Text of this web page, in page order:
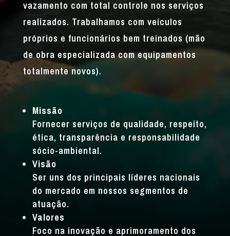
vazamento com total controle nos serviços
realizados. Trabalhamos com veículos
próprios e funcionários bem treinados (mão
de obra especializada com equipamentos
totalmente novos).
Missão
Fornecer serviços de qualidade, respeito,
ética, transparência e responsabilidade
sócio-ambiental.
Visão
Ser uns dos principais líderes nacionais
do mercado em nossos segmentos de
atuação.
Valores
Foco na inovação e aprimoramento dos